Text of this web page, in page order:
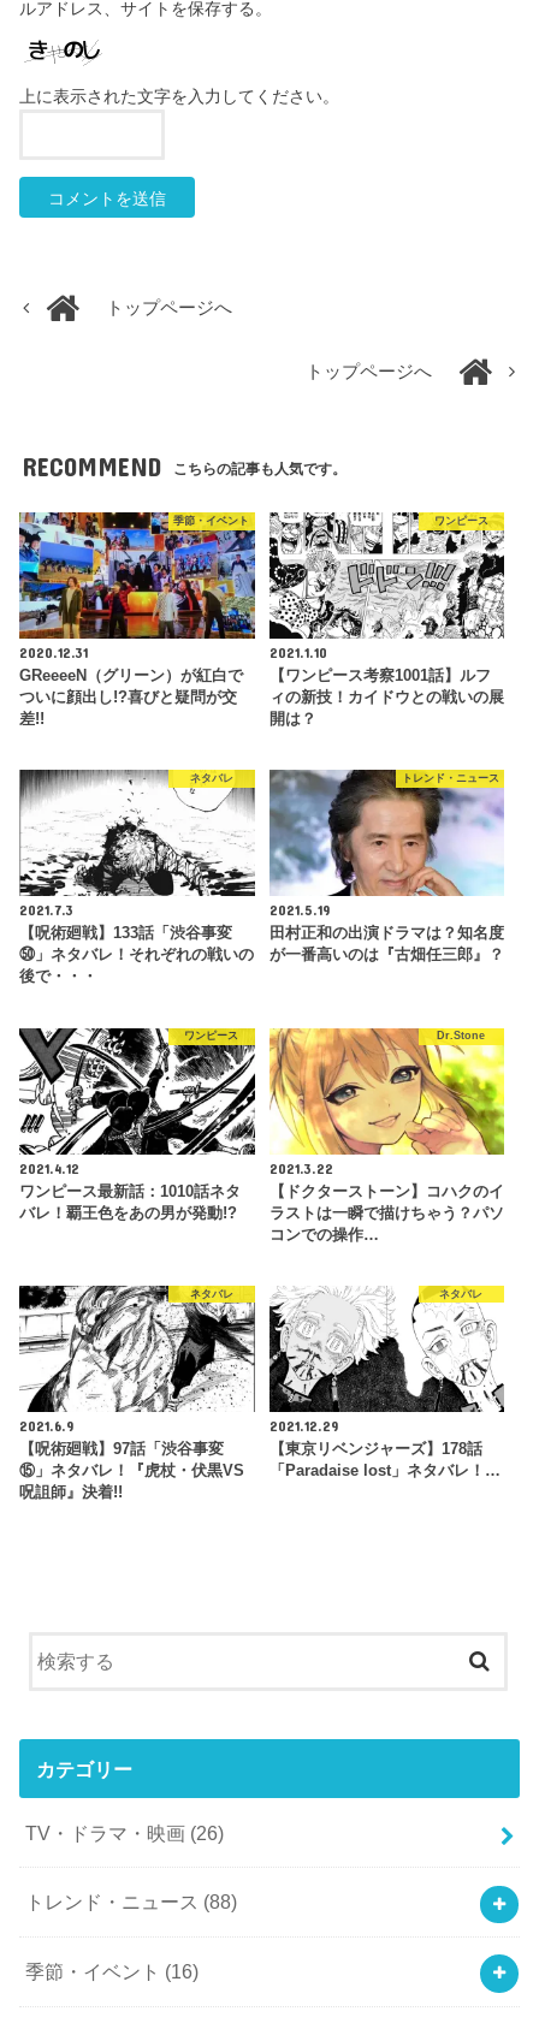
ルアドレス、サイトを保存する。
上に表示された文字を入力してください。
トップページへ
トップページへ
RECOMMEND こちらの記事も人気です。
季節・イベント
2020.12.31
GReeeeN（グリーン）が紅白で
ついに顔出し!?喜びと疑問が交
差!!
ワンピース
2021.1.10
【ワンピース考察1001話】ルフ
ィの新技！カイドウとの戦いの展
開は？
ネタバレ
2021.7.3
【呪術廻戦】133話「渋谷事変
㊿」ネタバレ！それぞれの戦いの
後で・・・
トレンド・ニュース
2021.5.19
田村正和の出演ドラマは？知名度
が一番高いのは『古畑任三郎』？
ワンピース
2021.4.12
ワンピース最新話：1010話ネタ
バレ！覇王色をあの男が発動!?
Dr.Stone
2021.3.22
【ドクターストーン】コハクのイ
ラストは一瞬で描けちゃう？パソ
コンでの操作…
ネタバレ
2021.6.9
【呪術廻戦】97話「渋谷事変
⑮」ネタバレ！『虎杖・伏黒VS
呪詛師』決着!!
ネタバレ
2021.12.29
【東京リベンジャーズ】178話
「Paradaise lost」ネタバレ！…
カテゴリー
TV・ドラマ・映画 (26)
トレンド・ニュース (88)
季節・イベント (16)